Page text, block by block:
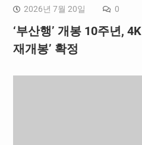
2026년 7월 20일 0
‘부산행’ 개봉 10주년,
재개봉’ 확정